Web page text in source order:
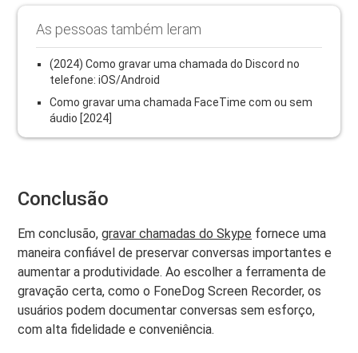
As pessoas também leram
(2024) Como gravar uma chamada do Discord no
telefone: iOS/Android
Como gravar uma chamada FaceTime com ou sem
áudio [2024]
Conclusão
Em conclusão,gravar chamadas do Skype fornece uma
maneira confiável de preservar conversas importantes e
aumentar a produtividade. Ao escolher a ferramenta de
gravação certa, como o FoneDog Screen Recorder, os
usuários podem documentar conversas sem esforço,
com alta fidelidade e conveniência.